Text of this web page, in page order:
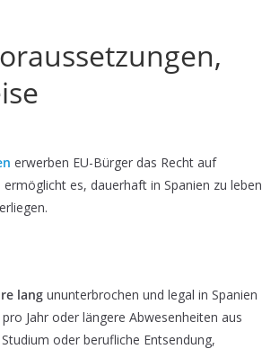
erwerben EU-Bürger das Recht auf
ermöglicht es, dauerhaft in Spanien zu leben
lang ununterbrochen und legal in Spanien
Jahr oder längere Abwesenheiten aus
oder berufliche Entsendung,